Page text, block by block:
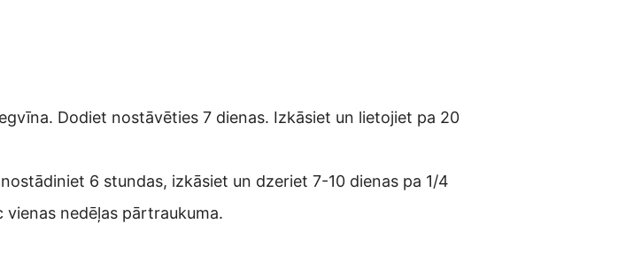
Dodiet nostāvēties 7 dienas. Izkāsiet un lietojiet pa 20
6 stundas, izkāsiet un dzeriet 7-10 dienas pa 1/4
nedēļas pārtraukuma.